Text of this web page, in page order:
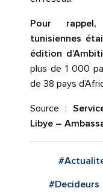
Pour rappel,
tunisiennes
édition
plus de 1 000
de 38 pays
Source :
Libye –
#Decideurs